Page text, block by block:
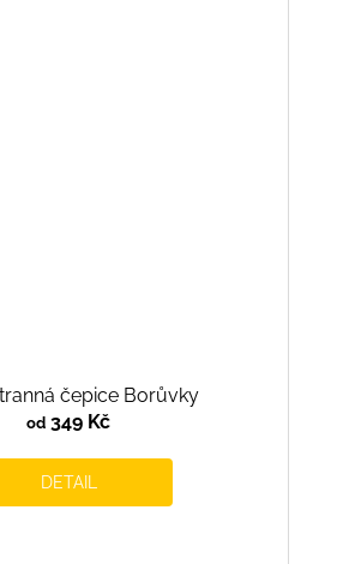
čepice Borůvky
od 349 Kč
DETAIL